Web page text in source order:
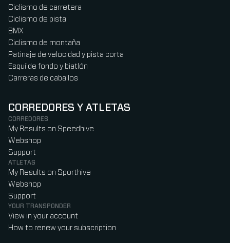
Ciclismo de carretera
Ciclismo de pista
BMX
Ciclismo de montaña
Patinaje de velocidad y pista corta
Esquí de fondo y biatlón
Carreras de caballos
CORREDORES Y ATLETAS
CORREDORES
My Results on Speedhive
Webshop
Support
ATLETAS
My Results on Sporthive
Webshop
Support
YOUR TRANSPONDER
View in your account
How to renew your subscription